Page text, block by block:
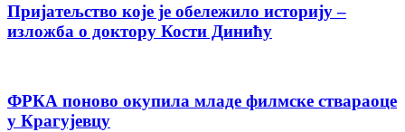
Пријатељство које је обележило историју –
изложба о доктору Кости Динићу
ФРКА поново окупила младе филмске ствараоце
у Крагујевцу